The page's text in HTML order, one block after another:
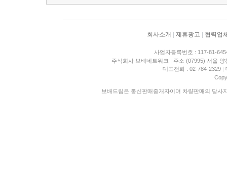
회사소개 제휴광고 협력업
사업자등록번호 : 117-81-
주식회사 보배네트워크 | 주소 (07995) 서울
대표전화 : 02-784-2329 |
보배드림은 통신판매중개자이며 차량판매의 당